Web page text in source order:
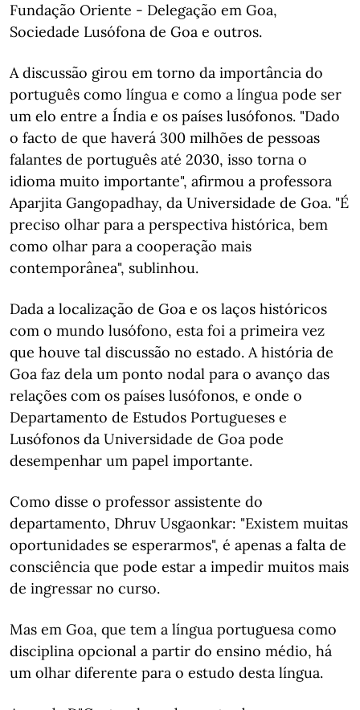
Fundação Oriente - Delegação em Goa,
Sociedade Lusófona de Goa e outros.
A discussão girou em torno da importância do
português como língua e como a língua pode ser
um elo entre a Índia e os países lusófonos. "Dado
o facto de que haverá 300 milhões de pessoas
falantes de português até 2030, isso torna o
idioma muito importante", afirmou a professora
Aparjita Gangopadhay, da Universidade de Goa. "É
preciso olhar para a perspectiva histórica, bem
como olhar para a cooperação mais
contemporânea", sublinhou.
Dada a localização de Goa e os laços históricos
com o mundo lusófono, esta foi a primeira vez
que houve tal discussão no estado. A história de
Goa faz dela um ponto nodal para o avanço das
relações com os países lusófonos, e onde o
Departamento de Estudos Portugueses e
Lusófonos da Universidade de Goa pode
desempenhar um papel importante.
Como disse o professor assistente do
departamento, Dhruv Usgaonkar: "Existem muitas
oportunidades se esperarmos", é apenas a falta de
consciência que pode estar a impedir muitos mais
de ingressar no curso.
Mas em Goa, que tem a língua portuguesa como
disciplina opcional a partir do ensino médio, há
um olhar diferente para o estudo desta língua.